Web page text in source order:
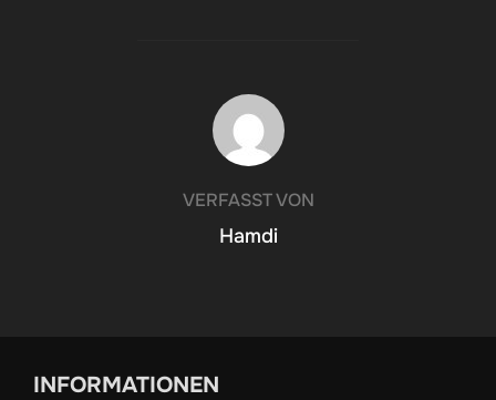
BEITRAGSAUTOR
VERFASST VON
Hamdi
INFORMATIONEN